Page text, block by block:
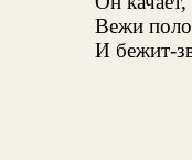
Вежи
И бежит-